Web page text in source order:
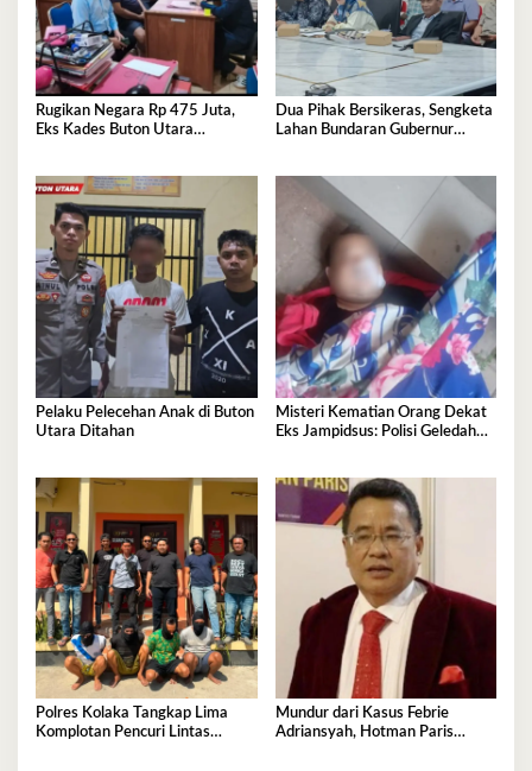
Rugikan Negara Rp 475 Juta,
Eks Kades Buton Utara
Dua Pihak Bersikeras, Sengketa
Lahan Bundaran Gubernur
Pelaku Pelecehan Anak di Buton
Utara Ditahan
Misteri Kematian Orang Dekat
Eks Jampidsus: Polisi Geledah
Polres Kolaka Tangkap Lima
Komplotan Pencuri Lintas
Mundur dari Kasus Febrie
Adriansyah, Hotman Paris